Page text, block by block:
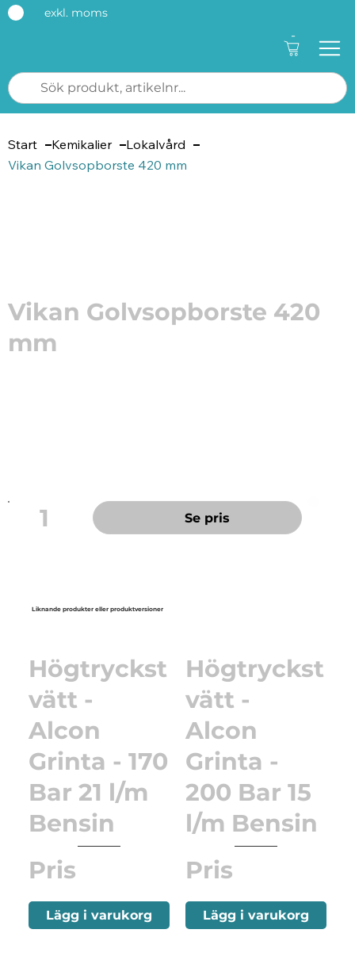
exkl. moms
-
Start Kemikalier
Lokalvård
Vikan Golvsopborste 420 mm
Vikan Golvsopborste 420
mm
1 Se pris
Liknande produkter eller produktversioner
Högtryckst
vätt -
Alcon
Grinta - 170
Bar 21 l/m
Bensin
Pris
Lägg i varukorg
Högtryckst
vätt -
Alcon
Grinta -
200 Bar 15
l/m Bensin
Pris
Lägg i varukorg